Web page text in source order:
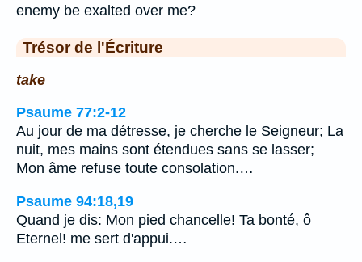
enemy be exalted over me?
Trésor de l'Écriture
take
Psaume 77:2-12
Au jour de ma détresse, je cherche le Seigneur; La
nuit, mes mains sont étendues sans se lasser;
Mon âme refuse toute consolation.…
Psaume 94:18,19
Quand je dis: Mon pied chancelle! Ta bonté, ô
Eternel! me sert d'appui.…